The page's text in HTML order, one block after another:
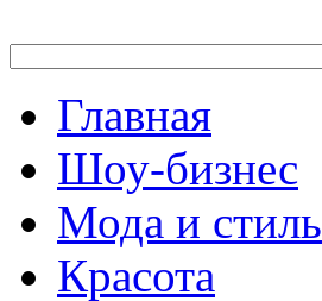
Главная
Шоу-бизнес
Мода и стиль
Красота